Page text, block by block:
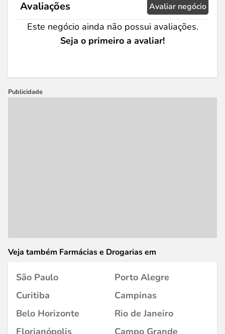
Avaliações Avaliar negócio
Este negócio ainda não possui avaliações.
Seja o primeiro a avaliar!
Publicidade
Veja também Farmácias e Drogarias em
São Paulo
Porto Alegre
Curitiba
Campinas
Belo Horizonte
Rio de Janeiro
Florianópolis
Campo Grande